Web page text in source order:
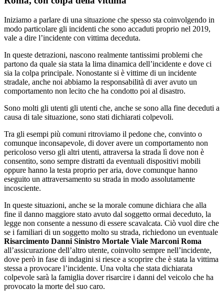
Iniziamo a parlare di una situazione che spesso sta coinvolgendo in
modo particolare gli incidenti che sono accaduti proprio nel 2019,
vale a dire l’incidente con vittima deceduta.
In queste detrazioni, nascono realmente tantissimi problemi che
partono da quale sia stata la lima dinamica dell’incidente e dove ci
sia la colpa principale. Nonostante si è vittime di un incidente
stradale, anche noi abbiamo la responsabilità di aver avuto un
comportamento non lecito che ha condotto poi al disastro.
Sono molti gli utenti gli utenti che, anche se sono alla fine deceduti a
causa di tale situazione, sono stati dichiarati colpevoli.
Tra gli esempi più comuni ritroviamo il pedone che, convinto o
comunque inconsapevole, di dover avere un comportamento non
pericoloso verso gli altri utenti, attraversa la strada lì dove non è
consentito, sono sempre distratti da eventuali dispositivi mobili
oppure hanno la testa proprio per aria, dove comunque hanno
eseguito un attraversamento su strada in modo assolutamente
incosciente.
In queste situazioni, anche se la morale comune dichiara che alla
fine il danno maggiore stato avuto dal soggetto ormai deceduto, la
legge non consente a nessuno di essere scavalcata. Ciò vuol dire che
se i familiari di un soggetto molto su strada, richiedono un eventuale
Risarcimento Danni Sinistro Mortale Viale Marconi Roma
all’assicurazione dell’altro utente, coinvolto sempre nell’incidente,
dove però in fase di indagini si riesce a scoprire che è stata la vittima
stessa a provocare l’incidente. Una volta che stata dichiarata
colpevole sarà la famiglia dover risarcire i danni del veicolo che ha
provocato la morte del suo caro.